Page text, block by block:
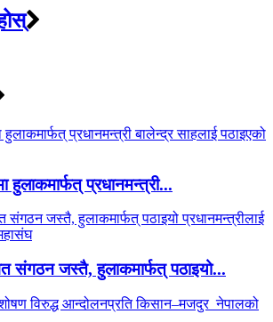
प्रधानमन्त्री...
संगठन जस्तै, हुलाकमार्फत् पठाइयो...